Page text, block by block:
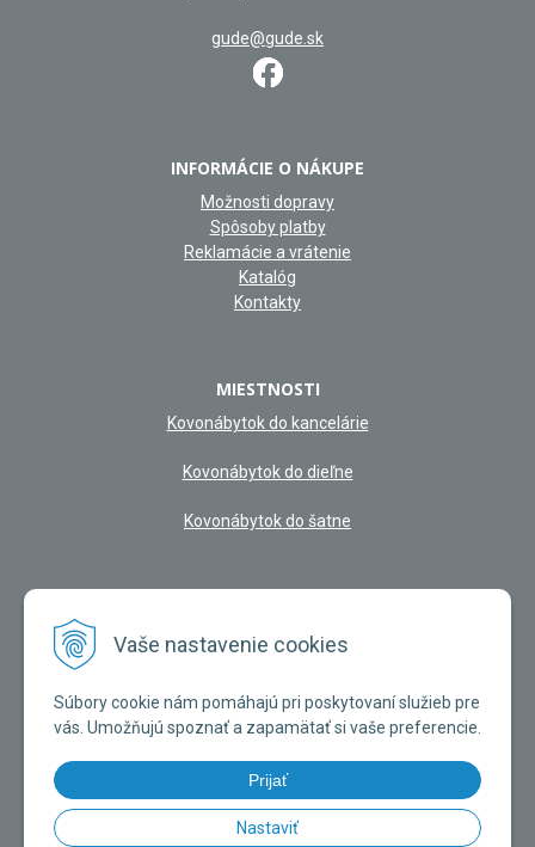
Vaše nastavenie cookies
Súbory cookie nám pomáhajú pri poskytovaní služieb pre
vás. Umožňujú spoznať a zapamätať si vaše preferencie.
Prijať
Nastaviť
gude@gude.sk
INFORMÁCIE O NÁKUPE
Možnosti dopravy
Spôsoby platby
Reklamácie a vrátenie
Katalóg
Kontakty
MIESTNOSTI
Kovonábytok do kancelárie
Kovonábytok do dieľne
Kovonábytok do šatne